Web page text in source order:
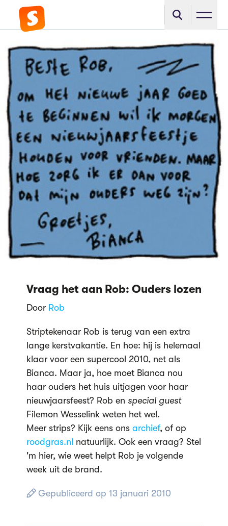
Vraag het aan Rob: Ouders lozen
Door Rob
Striptekenaar Rob is terug van een extra
lange kerstvakantie. En hoe: hij is helemaal
klaar voor een supercool 2010, net als
Bianca. Maar ja, hoe moet Bianca nou
haar ouders het huis uitjagen voor haar
nieuwjaarsfeest? Rob en special guest
Filemon Wesselink weten het wel.
Meer strips? Kijk eens ons archief, of op
roodgras.nl natuurlijk. Ook een vraag? Stel
'm hier, wie weet helpt Rob je volgende
week uit de brand.
Gepubliceerd op 13 januari 2010